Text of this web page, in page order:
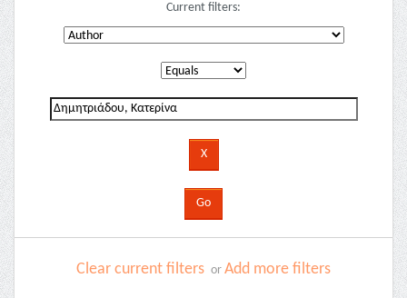
Current filters:
Clear current filters or Add more filters